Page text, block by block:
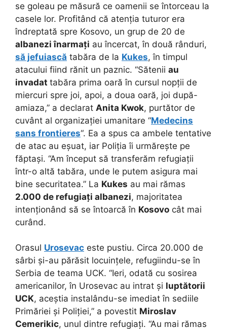
se goleau pe măsură ce oamenii se întorceau la
casele lor. Profitând că atenția tuturor era
îndreptată spre Kosovo, un grup de 20 de
albanezi înarmați au încercat, în două rânduri,
să jefuiască tabăra de la Kukes, în timpul
atacului fiind rănit un paznic. “Sătenii au
invadat tabăra prima oară în cursul nopții de
miercuri spre joi, apoi, a doua oară, joi după-
amiaza,” a declarat Anita Kwok, purtător de
cuvânt al organizației umanitare “Medecins
sans frontieres“. Ea a spus ca ambele tentative
de atac au eșuat, iar Poliția îi urmărește pe
făptași. “Am început să transferăm refugiații
într-o altă tabăra, unde le putem asigura mai
bine securitatea.” La Kukes au mai rămas
2.000 de refugiați albanezi, majoritatea
intenționând să se întoarcă în Kosovo cât mai
curând.
Orasul Urosevac este pustiu. Circa 20.000 de
sârbi și-au părăsit locuințele, refugiindu-se în
Serbia de teama UCK. “Ieri, odată cu sosirea
americanilor, în Urosevac au intrat și luptătorii
UCK, aceștia instalându-se imediat în sediile
Primăriei și Poliției,” a povestit Miroslav
Cemerikic, unul dintre refugiați. “Au mai rămas